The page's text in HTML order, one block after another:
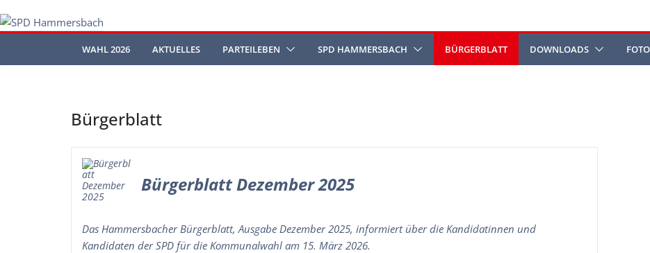
WAHL 2026 AKTUELLES PARTEILEBEN SPD HAMMERSBACH BÜRGERBLATT DOWNLOADS
Bürgerblatt
Bürgerblatt Dezember 2025
Das Hammersbacher Bürgerblatt, Ausgabe Dezember 2025, informiert über die Kandidatinnen und
Kandidaten der SPD für die Kommunalwahl am 15. März 2026.